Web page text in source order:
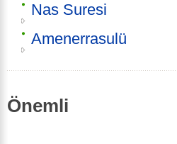
Nas Suresi
Amenerrasulü
Önemli